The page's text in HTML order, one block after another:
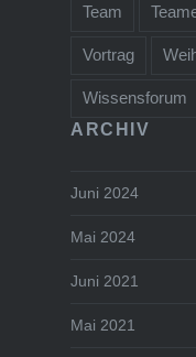
Team
Vortrag
Wissensforum
ARCHIV
Juni 2024
Mai 2024
Juni 2021
Mai 2021